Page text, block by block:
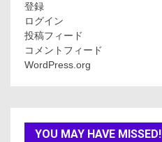
登録
ログイン
投稿フィード
コメントフィード
WordPress.org
YOU MAY HAVE MISSED!